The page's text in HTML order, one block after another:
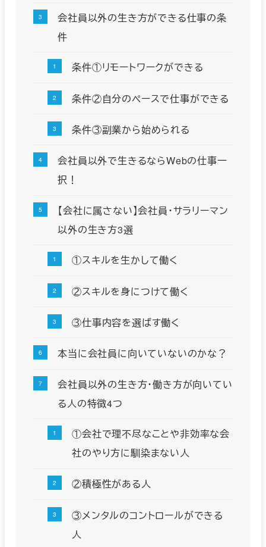
会社員以外の生き方ができる仕事の条
件
条件①リモートワークができる
条件②自分のペースで仕事ができる
条件③副業から始められる
会社員以外で生きるならWebの仕事一
択！
【会社に属さない】会社員・サラリーマン
以外の生き方3選
①スキルを生かして働く
②スキルを身につけて働く
③仕事内容を選ばす働く
本当に会社員に向いていないのかな？
会社員以外の生き方・働き方が向いてい
る人の特徴4つ
①会社で理不尽なことや非効率な会
社のやり方に馴染まない人
②積極性がある人
③メンタルのコントロールができる
人